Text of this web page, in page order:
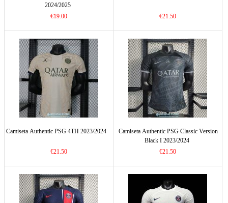
2024/2025
€19.00
€21.50
Camiseta Authentic PSG 4TH 2023/2024
€21.50
Camiseta Authentic PSG Classic Version
Black I 2023/2024
€21.50